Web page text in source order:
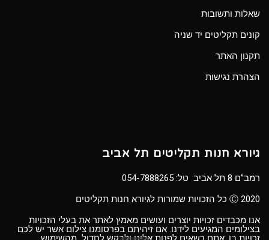
שאלות ותשובות
קונים תקליטים יד שניה
תקנון האתר
הצהרת נגישות
גיורא חנות תקליטים תל אביב
רמב”ם 8 תל אביב טל:
054-7888265
Ⓒ 2020 כל הזכויות שמורות לגיורא חנות תקליטים
אנו מכבדים זכויות יוצרים ועושים מאמץ לאתר את בעלי הזכויות
בצילומים המגיעים לידנו. אם זיהיתם בפרסומנו צילום אשר יש לכם